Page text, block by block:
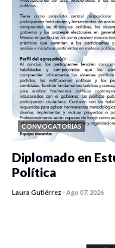
CONVOCATORIAS
Diplomado en
Política
Laura Gutiérrez -Ago 07, 2026